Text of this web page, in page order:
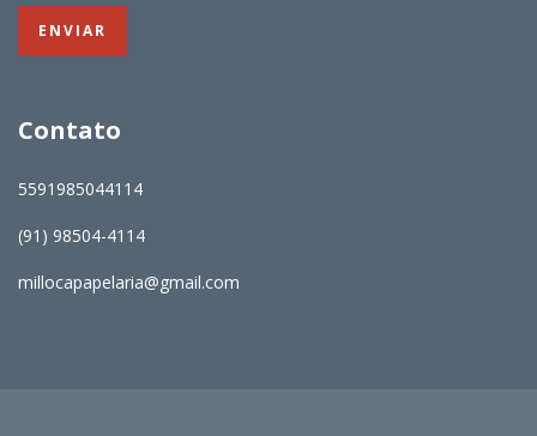
Contato
5591985044114
(91) 98504-4114
millocapapelaria@gmail.com